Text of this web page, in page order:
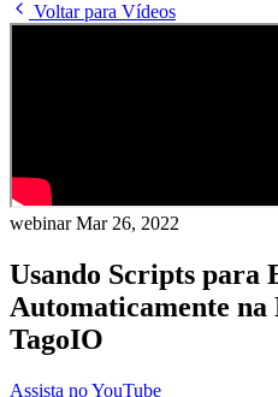
Voltar para Vídeos
webinarMar 26, 2022
Usando Scripts para
Automaticamente
TagoIO
Assista no YouTube